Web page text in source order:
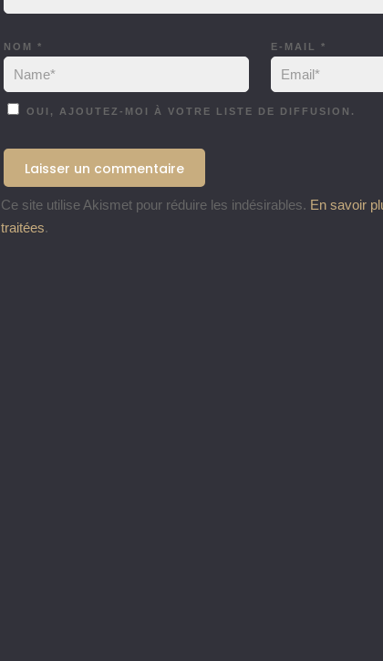
NOM * E-MAIL *
OUI, AJOUTEZ-MOI À VOTRE LISTE DE DIFFUSION.
Ce site utilise Akismet pour réduire les indésirables. En savoir
traitées.